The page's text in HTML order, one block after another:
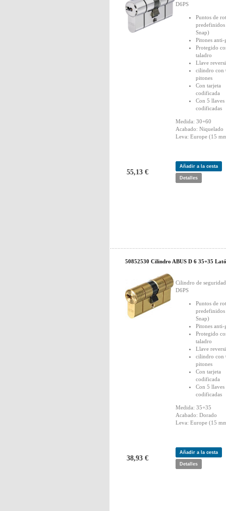
D6PS
Puntos de
predefinidos
Snap)
Pitones anti-
Protegido
taladro
Llave
cilindro con
pitones
Con tarjeta
codificada
Con 5 llaves
codificadas
Medida: 30+60
Acabado: Niquelado
Leva: Europe (15
55,13 €
Añadir a la cesta
Detalles
50852530 Cilindro ABUS D 6 35+35
Cilindro de
D6PS
Puntos de
predefinidos
Snap)
Pitones anti-
Protegido
taladro
Llave
cilindro con
pitones
Con tarjeta
codificada
Con 5 llaves
codificadas
Medida: 35+35
Acabado: Dorado
Leva: Europe (15
38,93 €
Añadir a la cesta
Detalles